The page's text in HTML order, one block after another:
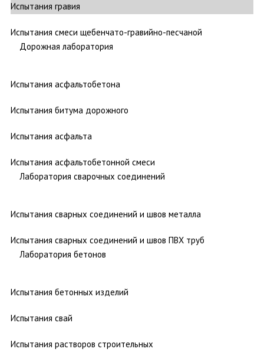
Испытания гравия
Испытания смеси щебенчато-гравийно-песчаной
Дорожная лаборатория
Испытания асфальтобетона
Испытания битума дорожного
Испытания асфальта
Испытания асфальтобетонной смеси
Лаборатория сварочных соединений
Испытания сварных соединений и швов металла
Испытания сварных соединений и швов ПВХ труб
Лаборатория бетонов
Испытания бетонных изделий
Испытания свай
Испытания растворов строительных